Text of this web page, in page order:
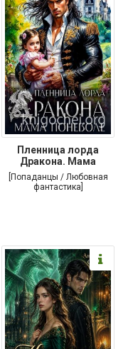
Пленница лорда
Дракона. Мама
поневоле
[Попаданцы / Любовная
фантастика]